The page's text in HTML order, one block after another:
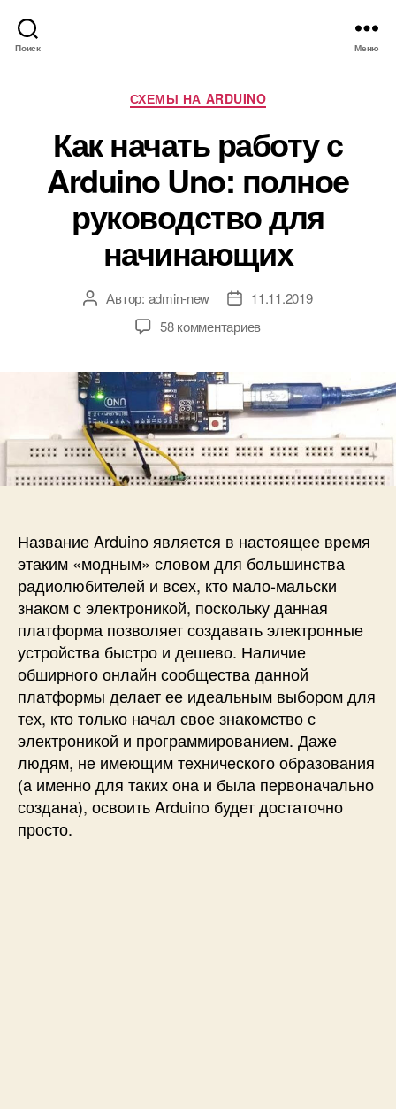
Поиск Меню
Р
у
б
р
и
к
и
СХЕМЫ НА ARDUINO
Как начать работу с
Arduino Uno: полное
руководство для
начинающих
А
р
з
а
п
и
с
Автор: admin-new
Д
т
п
и
с
и
11.11.2019
58 комментариевк
п
и
с
и
К
а
а
ч
т
ь
р
а
б
о
т
у
с
A
r
d
Название Arduino является в настоящее время
этаким «модным» словом для большинства
радиолюбителей и всех, кто мало-мальски
знаком с электроникой, поскольку данная
платформа позволяет создавать электронные
устройства быстро и дешево. Наличие
обширного онлайн сообщества данной
платформы делает ее идеальным выбором для
тех, кто только начал свое знакомство с
электроникой и программированием. Даже
людям, не имеющим технического образования
(а именно для таких она и была первоначально
создана), освоить Arduino будет достаточно
просто.